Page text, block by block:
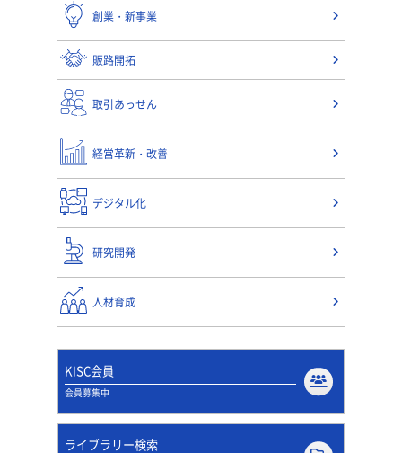
創業・新事業
販路開拓
取引あっせん
経営革新・改善
デジタル化
研究開発
人材育成
KISC会員
会員募集中
ライブラリー検索